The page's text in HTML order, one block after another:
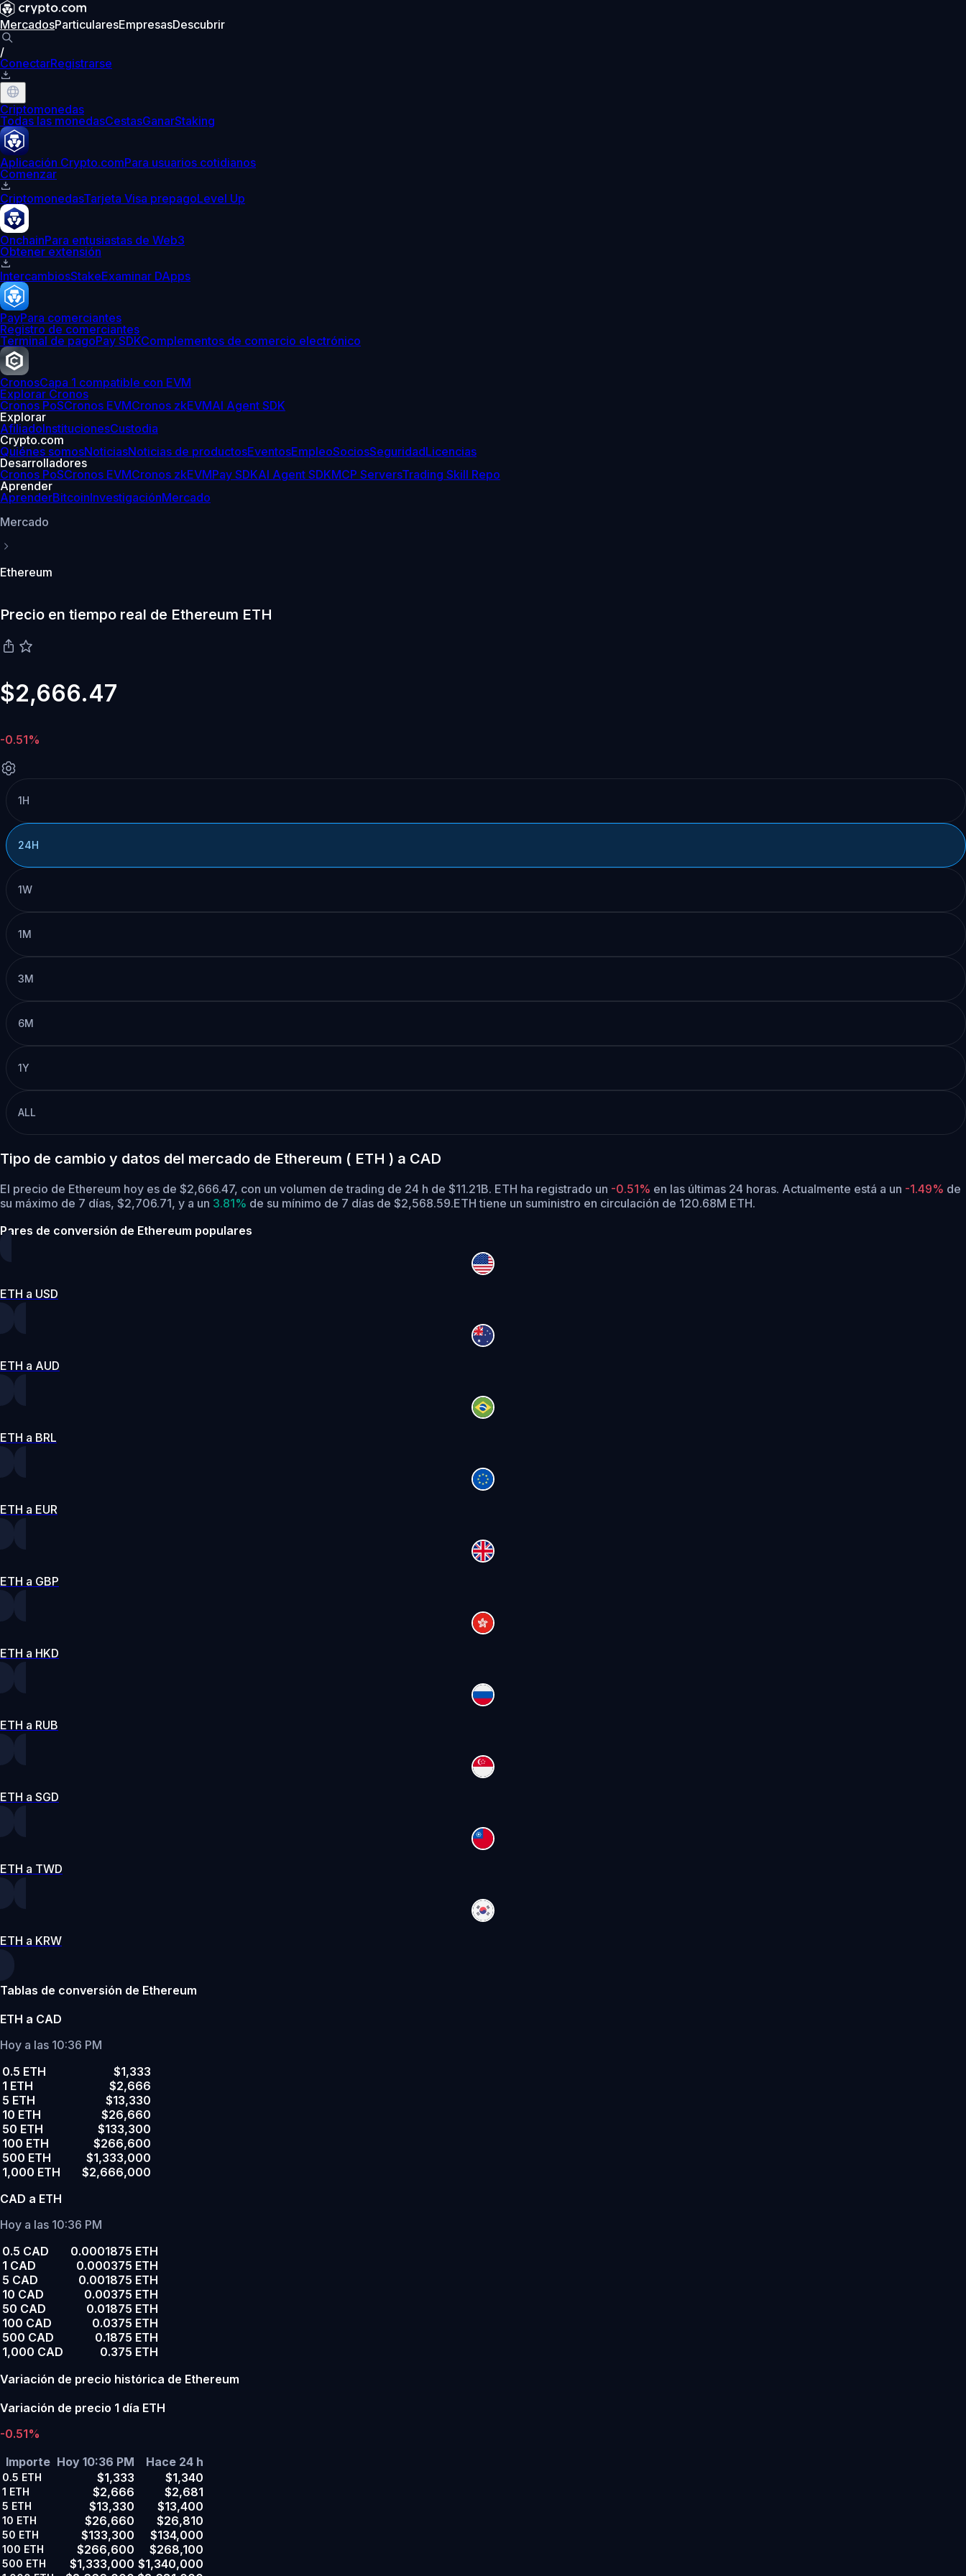
MercadosParticularesEmpresasDescubrir
/
ConectarRegistrarse
Criptomonedas
Todas las monedasCestasGanarStaking
Aplicación Crypto.comPara usuarios cotidianos
Comenzar
CriptomonedasTarjeta Visa prepagoLevel Up
OnchainPara entusiastas de Web3
Obtener extensión
IntercambiosStakeExaminar DApps
PayPara comerciantes
Registro de comerciantes
Terminal de pagoPay SDKComplementos de comercio electrónico
CronosCapa 1 compatible con EVM
Explorar Cronos
Cronos PoSCronos EVMCronos zkEVMAI Agent SDK
Explorar
AfiliadoInstitucionesCustodia
Crypto.com
Quiénes somosNoticiasNoticias de productosEventosEmpleoSociosSeguridadLicencias
Desarrolladores
Cronos PoSCronos EVMCronos zkEVMPay SDKAI Agent SDKMCP ServersTrading Skill Repo
Aprender
AprenderBitcoinInvestigaciónMercado
Mercado
Ethereum
Precio en tiempo real de Ethereum ETH
$2,666.47
-0.51%
1H
24H
1W
1M
3M
6M
1Y
ALL
Tipo de cambio y datos del mercado de Ethereum ( ETH ) a CAD
El precio de Ethereum hoy es de $2,666.47, con un volumen de trading de 24 h de $11.21B. ETH ha registrado un -0.51% en las últimas 24 horas. Actualmente está a un -1.49% de
su máximo de 7 días, $2,706.71, y a un 3.81% de su mínimo de 7 días de $2,568.59.ETH tiene un suministro en circulación de 120.68M ETH.
Pares de conversión de Ethereum populares
ETH a USD
ETH a AUD
ETH a BRL
ETH a EUR
ETH a GBP
ETH a HKD
ETH a RUB
ETH a SGD
ETH a TWD
ETH a KRW
Tablas de conversión de Ethereum
ETH a CAD
Hoy a las 10:36 PM
0.5 ETH
$1,333
1 ETH
$2,666
5 ETH
$13,330
10 ETH
$26,660
50 ETH
$133,300
100 ETH
$266,600
500 ETH
$1,333,000
1,000 ETH
$2,666,000
CAD a ETH
Hoy a las 10:36 PM
0.5 CAD
0.0001875 ETH
1 CAD
0.000375 ETH
5 CAD
0.001875 ETH
10 CAD
0.00375 ETH
50 CAD
0.01875 ETH
100 CAD
0.0375 ETH
500 CAD
0.1875 ETH
1,000 CAD
0.375 ETH
Variación de precio histórica de Ethereum
Variación de precio 1 día ETH
-0.51%
Importe Hoy 10:36 PM Hace 24 h
0.5 ETH $1,333 $1,340
1 ETH $2,666 $2,681
5 ETH $13,330 $13,400
10 ETH $26,660 $26,810
50 ETH $133,300 $134,000
100 ETH $266,600 $268,100
500 ETH $1,333,000 $1,340,000